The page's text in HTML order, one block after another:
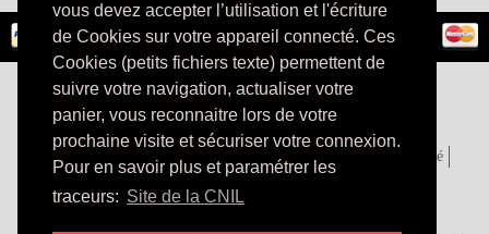
vous devez accepter l’utilisation et l'écriture
de Cookies sur votre appareil connecté. Ces
Cookies (petits fichiers texte) permettent de
suivre votre navigation, actualiser votre
panier, vous reconnaitre lors de votre
prochaine visite et sécuriser votre connexion.
Pour en savoir plus et paramétrer les
traceurs: Site de la CNIL
Plan du site Mentions légales Livraison Cgv
Confidentialité
Paiement
Trouvez-nous